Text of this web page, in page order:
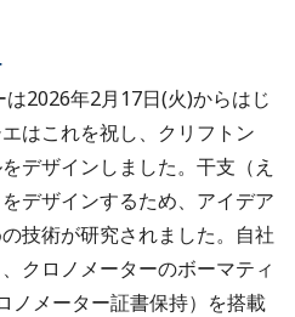
2026年2月17日(火)からはじ
はこれを祝し、クリフトン
デザインしました。干支（え
デザインするため、アイデア
技術が研究されました。自社
クロノメーターのボーマティ
ノメーター証書保持）を搭載